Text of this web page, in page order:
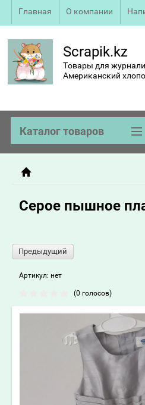
Главная О компании
Scrapik.kz
Товары для
Американский
Серое пышное
Предыдущий
Артикул: нет
(0 голосов)
Каталог товаров